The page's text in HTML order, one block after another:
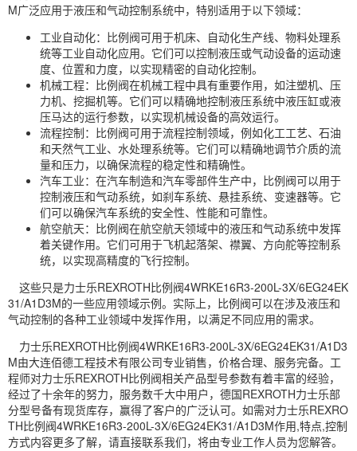
M广泛应用于液压和气动控制系统中，特别适用于以下领域：
工业自动化：比例阀可用于机床、自动化生产线、物料处理系
统等工业自动化应用。它们可以控制液压或气动设备的运动速
度、位置和力度，以实现精密的自动化控制。
机械工程：比例阀在机械工程中具有重要作用，如注塑机、压
力机、挖掘机等。它们可以精确地控制液压系统中液压缸或液
压马达的运行参数，以实现机械设备的高效运行。
流程控制：比例阀可用于流程控制领域，例如化工工艺、石油
和天然气工业、水处理系统等。它们可以精确地调节介质的流
量和压力，以确保流程的稳定性和精确性。
汽车工业：在汽车制造和汽车零部件生产中，比例阀可以用于
控制液压和气动系统，如刹车系统、悬挂系统、变速器等。它
们可以确保汽车系统的安全性、性能和可靠性。
航空航天：比例阀在航空航天领域中的液压和气动系统中发挥
着关键作用。它们可用于飞机起落架、襟翼、方向舵等控制系
统，以实现高精度的飞行控制。
这些只是力士乐REXROTH比例阀4WRKE16R3-200L-3X/6EG24EK
31/A1D3M的一些应用领域示例。实际上，比例阀可以在涉及液压和
气动控制的各种工业领域中发挥作用，以满足不同应用的需求。
力士乐REXROTH比例阀4WRKE16R3-200L-3X/6EG24EK31/A1D3
M由大连佰德工程技术有限公司专业销售，价格合理、服务完备。工
程师对力士乐REXROTH比例阀相关产品型号参数有着丰富的经验，
经过了十余年的努力，服务数千大中用户，德国REXROTH力士乐部
分型号备有现货库存，赢得了客户的广泛认可。如需对力士乐REXRO
TH比例阀4WRKE16R3-200L-3X/6EG24EK31/A1D3M作用,特点,控制
方式内容更多了解，请直接联系我们，将由专业工作人员为您解答。